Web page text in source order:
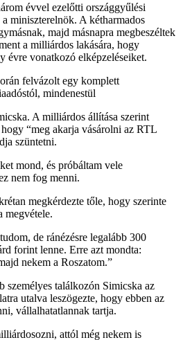
évvel ezelőtti országgyűlési
miniszterelnök. A kétharmados
majd másnapra megbeszéltek
a milliárdos lakására, hogy
évre vonatkozó elképzeléseiket.
felvázolt egy komplett
mindenestül
A milliárdos állítása szerint
“meg akarja vásárolni az RTL
szüntetni.
mond, és próbáltam vele
nem fog menni.
megkérdezte tőle, hogy szerinte
megvétele.
de ránézésre legalább 300
forint lenne. Erre azt mondta:
nekem a Roszatom.”
személyes találkozón Simicska az
utalva leszögezte, hogy ebben az
vállalhatatlannak tartja.
attól még nekem is